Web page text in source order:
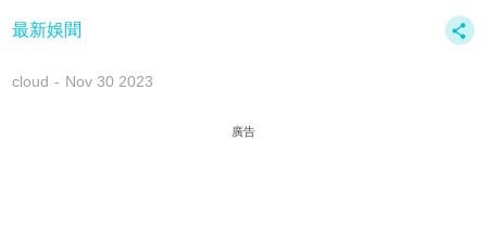
最新娛聞
cloud Nov 30 2023
廣告